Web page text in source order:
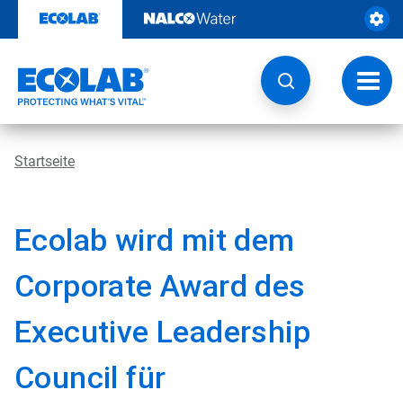
Inhalt
Startseite
Ecolab wird mit dem
Corporate Award des
Executive Leadership
Council für